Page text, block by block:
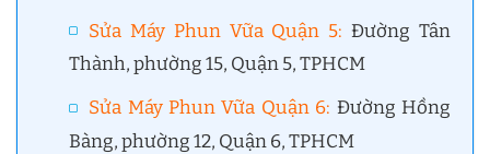
Sửa Máy Phun Vữa Quận 5: Đường Tân
Thành, phường 15, Quận 5, TPHCM
Sửa Máy Phun Vữa Quận 6: Đường Hồng
Bàng, phường 12, Quận 6, TPHCM